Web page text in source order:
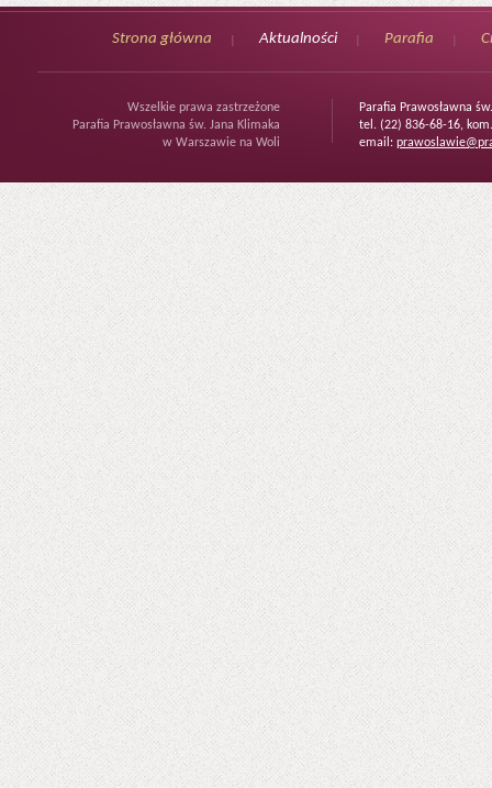
Strona główna Aktualności Parafia
Wszelkie prawa zastrzeżone
Parafia Prawosławna św. Jana Klimaka
w Warszawie na Woli
Parafia Prawosławna
tel. (22) 836-68-16,
email: